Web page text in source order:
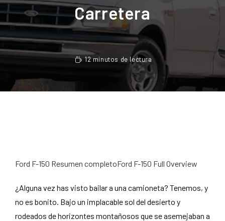
Carretera
12 minutos de lectura
Ford F-150 Resumen completoFord F-150 Full Overview
¿Alguna vez has visto bailar a una camioneta? Tenemos, y
no es bonito. Bajo un implacable sol del desierto y
rodeados de horizontes montañosos que se asemejaban a